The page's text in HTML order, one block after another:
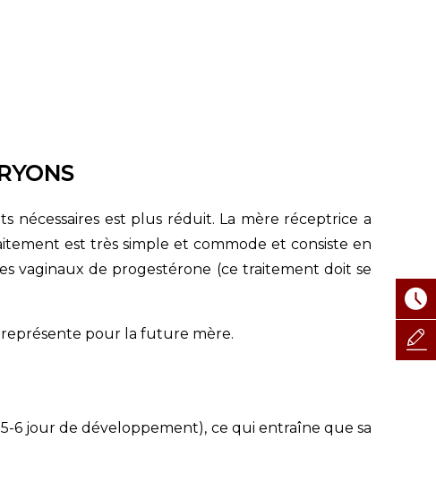
nécessaires est plus réduit. La mère réceptrice a
est très simple et commode et consiste en
vaginaux de progestérone (ce traitement doit se
représente pour la future mère.
6 jour de développement), ce qui entraîne que sa